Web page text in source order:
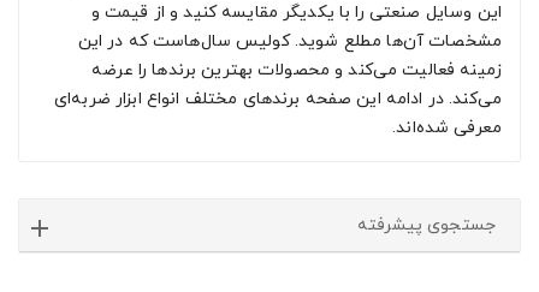
این وسایل صنعتی را با یکدیگر مقایسه کنید و از قیمت و
مشخصات آن‌ها مطلع شوید. کولیس سال‌هاست که در این
زمینه فعالیت می‌کند و محصولات بهترین برندها را عرضه
می‌کند. در ادامه این صفحه برندهای مختلف انواع ابزار ضربه‌ای
معرفی شده‌اند.
جستجوی پیشرفته